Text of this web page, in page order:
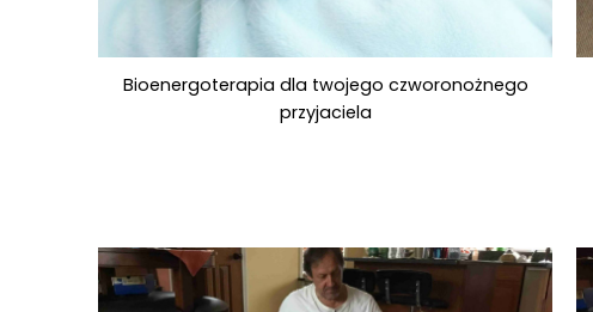
Bioenergoterapia dla twojego czworonożnego
przyjaciela